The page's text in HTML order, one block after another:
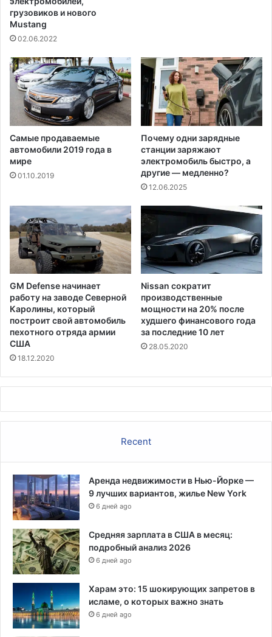
я
в
д
в
н
а
д
ь
б
е
н
а
грузовиков и нового
Mustang
02.06.2022
Самые продаваемые
автомобили 2019 года в
мире
01.10.2019
Почему одни зарядные
станции заряжают
электромобиль быстро, а
другие — медленно?
12.06.2025
GM Defense начинает
работу на заводе Северной
Каролины, который
построит свой автомобиль
пехотного отряда армии
США
18.12.2020
Nissan сократит
производственные
мощности на 20% после
худшего финансового года
за последние 10 лет
28.05.2020
Recent
Аренда недвижимости в Нью-Йорке —
9 лучших вариантов, жилье New York
6 дней ago
Средняя зарплата в США в месяц:
подробный анализ 2026
6 дней ago
Харам это: 15 шокирующих запретов в
исламе, о которых важно знать
6 дней ago